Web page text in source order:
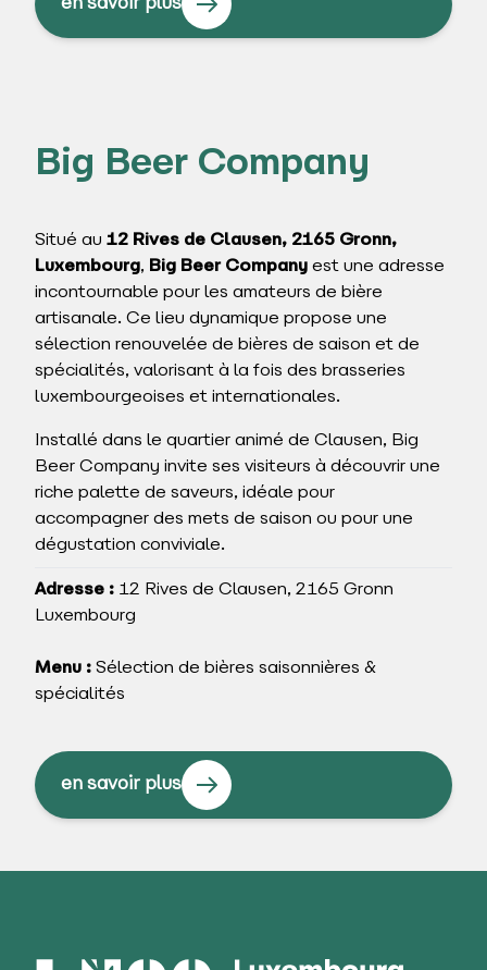
en savoir plus
Big Beer Company
Situé au 12 Rives de Clausen, 2165 Gronn,
Luxembourg, Big Beer Company est une adresse
incontournable pour les amateurs de bière
artisanale. Ce lieu dynamique propose une
sélection renouvelée de bières de saison et de
spécialités, valorisant à la fois des brasseries
luxembourgeoises et internationales.
Installé dans le quartier animé de Clausen, Big
Beer Company invite ses visiteurs à découvrir une
riche palette de saveurs, idéale pour
accompagner des mets de saison ou pour une
dégustation conviviale.
Adresse : 12 Rives de Clausen, 2165 Gronn
Luxembourg
Menu : Sélection de bières saisonnières &
spécialités
en savoir plus